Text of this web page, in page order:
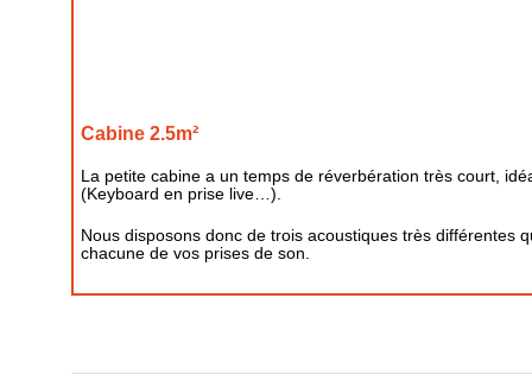
Cabine 2.5m²
La petite cabine a un temps de réverbération très court,
(Keyboard en prise live…).
Nous disposons donc de trois acoustiques très différentes
chacune de vos prises de son.